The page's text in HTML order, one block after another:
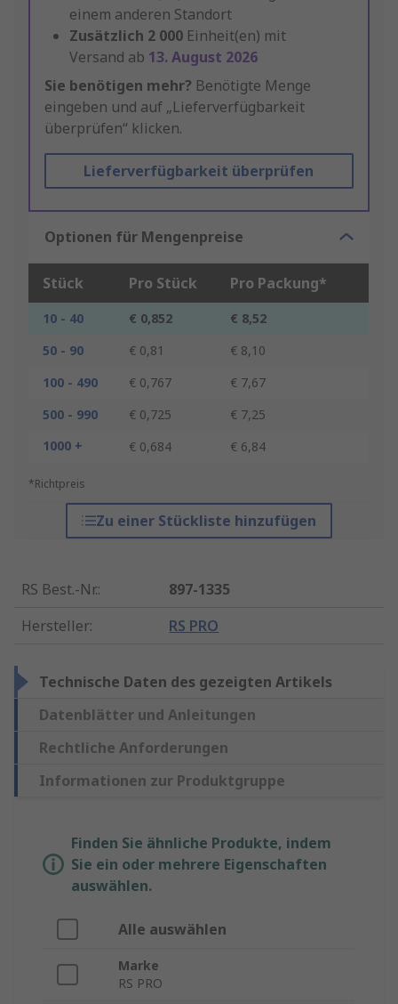
einem anderen Standort
Zusätzlich 2 000 Einheit(en) mit
Versand ab 13. August 2026
Sie benötigen mehr? Benötigte Menge
eingeben und auf „Lieferverfügbarkeit
überprüfen“ klicken.
Lieferverfügbarkeit überprüfen
Optionen für Mengenpreise
Stück Pro Stück Pro Packung*
10 - 40 € 0,852
€ 8,52
50 - 90
€ 0,81
€ 8,10
100 - 490
€ 0,767
€ 7,67
500 - 990
€ 0,725
€ 7,25
1000 +
€ 0,684 € 6,84
*Richtpreis
Zu einer Stückliste hinzufügen
RS Best.-Nr.:
897-1335
Hersteller: RS PRO
Technische Daten des gezeigten Artikels
Datenblätter und Anleitungen
Rechtliche Anforderungen
Informationen zur Produktgruppe
Finden Sie ähnliche Produkte, indem
Sie ein oder mehrere Eigenschaften
auswählen.
Alle auswählen
Marke
RS PRO